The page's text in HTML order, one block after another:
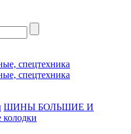
спецтехника
спецтехника
ШИНЫ БОЛЬШИЕ И